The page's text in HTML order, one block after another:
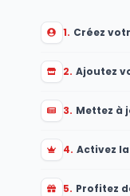
1. Créez
2. Ajoutez
3. Mettez à
4. Activez
5. Profitez